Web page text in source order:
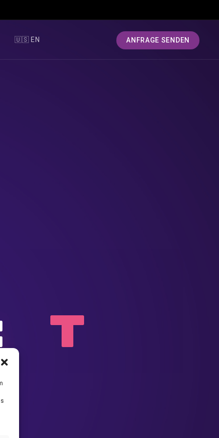
🇺🇸 EN ANFRAGE SENDEN
T